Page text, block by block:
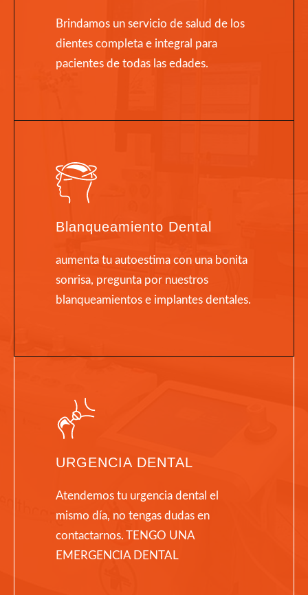
Brindamos un servicio de salud de los
dientes completa e integral para
pacientes de todas las edades.
Blanqueamiento Dental
aumenta tu autoestima con una bonita
sonrisa, pregunta por nuestros
blanqueamientos e implantes dentales.
URGENCIA DENTAL
Atendemos tu urgencia dental el
mismo día, no tengas dudas en
contactarnos. TENGO UNA
EMERGENCIA DENTAL